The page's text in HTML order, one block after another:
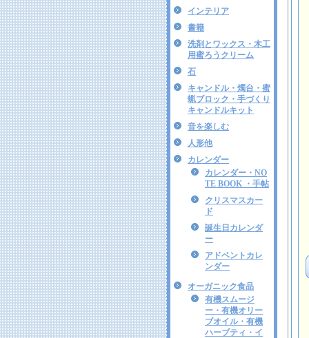
インテリア
書籍
洗剤とワックス・木工
用蜜ろうクリーム
石
キャンドル・燭台・蜜
蝋ブロック・手づくり
キャンドルキット
音を楽しむ
人形他
カレンダー
カレンダー・NO
TE BOOK ・手帖
クリスマスカー
ド
誕生日カレンダ
ー
アドベントカレ
ンダー
オーガニック食品
有機スムージ
ー・有機オリー
ブオイル・有機
ハーブティ・イ